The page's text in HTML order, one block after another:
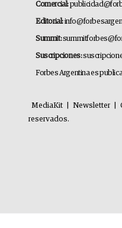
Comercial:
Editorial:
Summit:
Suscripciones:
Forbes Argentina es
MediaKit Newsletter
reservados.